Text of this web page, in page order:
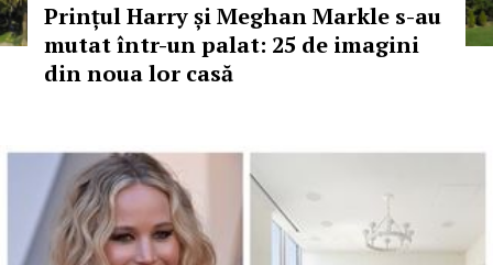
Prințul Harry și Meghan Markle s-au
mutat într-un palat: 25 de imagini
din noua lor casă